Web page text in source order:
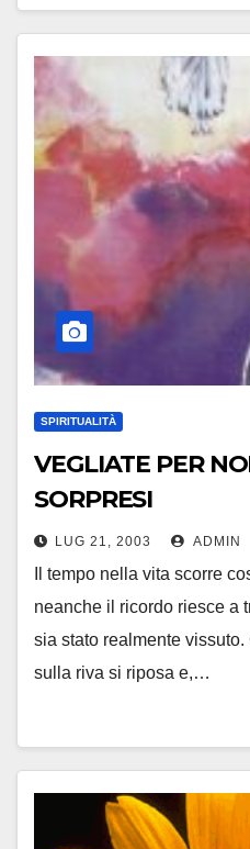
SPIRITUALITÀ
VEGLIATE PER
SORPRESI
LUG 21, 2003 ADMIN
Il tempo nella vita scorre
neanche il ricordo riesce a
sia stato realmente vissuto.
sulla riva si riposa e,…